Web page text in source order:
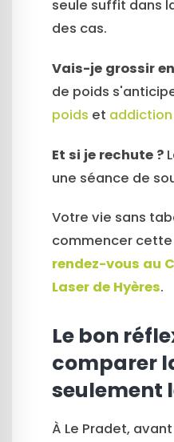
seule suffit dans
des cas.
Vais-je grossir
de poids
poids et
Et si je rechute ?
une séance de
Votre vie sans
commencer cette
rendez-vous au
Laser de Hyères.
Le bon
comparer
seulement
À Le Pradet,